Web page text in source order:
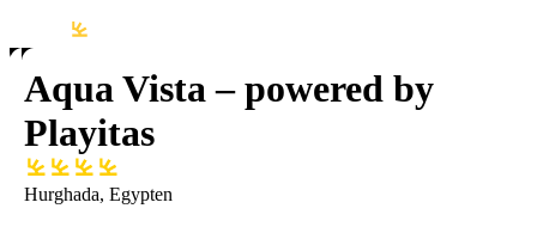
Aqua Vista – powered by
Playitas
Hurghada, Egypten